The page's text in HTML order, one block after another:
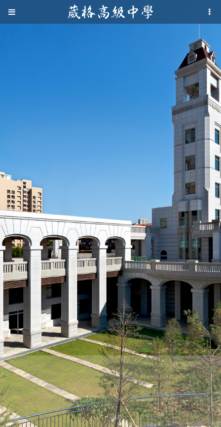
Jump to navigation
葳
葳
國
際．
國
際
葳
格。
培
養
具
際
移
動
力
的
世
界
公
民。
WAGOR